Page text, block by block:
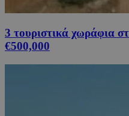
3 τουριστικά χωράφια
€500,000